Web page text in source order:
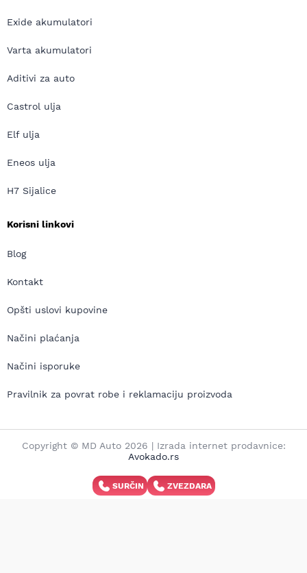
Exide akumulatori
Varta akumulatori
Aditivi za auto
Castrol ulja
Elf ulja
Eneos ulja
H7 Sijalice
Korisni linkovi
Blog
Kontakt
Opšti uslovi kupovine
Načini plaćanja
Načini isporuke
Pravilnik za povrat robe i reklamaciju proizvoda
Copyright © MD Auto 2026 | Izrada internet prodavnice:
Avokado.rs
SURČIN ZVEZDARA